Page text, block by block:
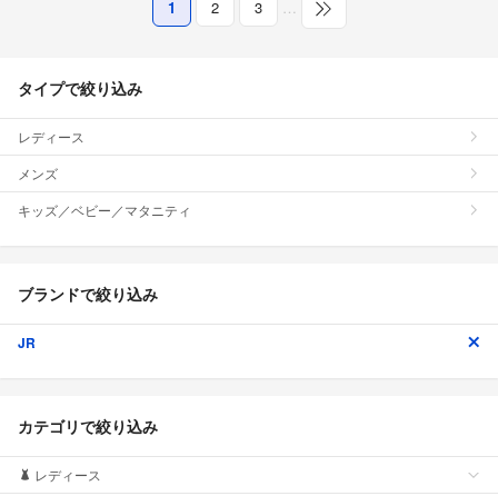
1 2 3 …
タイプで絞り込み
レディース
メンズ
キッズ／ベビー／マタニティ
ブランドで絞り込み
JR
カテゴリで絞り込み
レディース